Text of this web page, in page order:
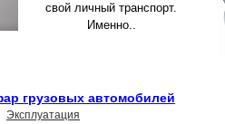
свой личный транспорт.
Именно..
грузовых автомобилей
Эксплуатация